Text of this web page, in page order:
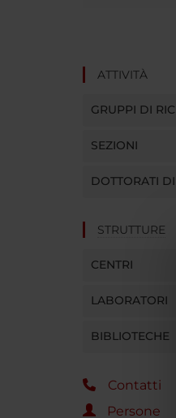
ATTIVITÀ
GRUPPI DI
SEZIONI
DOTTORATI
STRUTTURE
CENTRI
LABORATORI
BIBLIOTECHE
Contatti
Persone